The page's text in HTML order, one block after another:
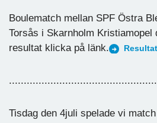
Boulematch mellan SPF Östra
Torsås i Skarnholm Kristiamopel
resultat klicka på länk.
Tisdag den 4juli spelade vi